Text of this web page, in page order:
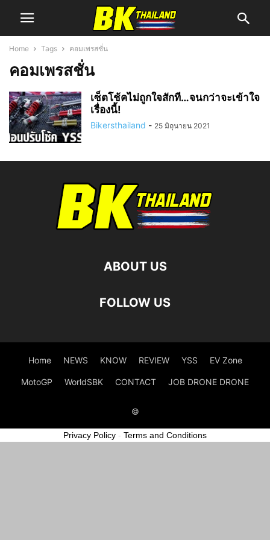
Home Tags คอมเพรสชั่น
คอมเพรสชั่น
เซ็ตโช้คไม่ถูกใจสักที…จนกว่าจะเข้าใจ
เรื่องนี้!
Bikersthailand - 25 มิถุนายน 2021
ABOUT US
FOLLOW US
Home NEWS KNOW REVIEW YSS EV Zone
MotoGP WorldSBK CONTACT JOB DRONE DRONE
©
Privacy Policy - Terms and Conditions